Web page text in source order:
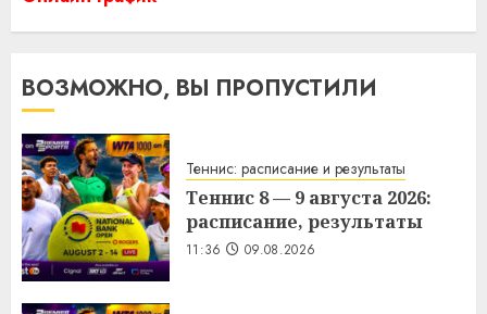
ВОЗМОЖНО, ВЫ ПРОПУСТИЛИ
Теннис: расписание и результаты
Теннис 8 — 9 августа 2026:
расписание, результаты
11:36 09.08.2026